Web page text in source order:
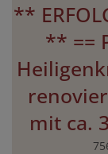
**
** ==
mit ca.